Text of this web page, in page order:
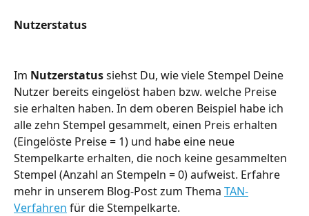
Nutzerstatus
Im Nutzerstatus siehst Du, wie viele Stempel Deine
Nutzer bereits eingelöst haben bzw. welche Preise
sie erhalten haben. In dem oberen Beispiel habe ich
alle zehn Stempel gesammelt, einen Preis erhalten
(Eingelöste Preise = 1) und habe eine neue
Stempelkarte erhalten, die noch keine gesammelten
Stempel (Anzahl an Stempeln = 0) aufweist. Erfahre
mehr in unserem Blog-Post zum Thema TAN-
Verfahren für die Stempelkarte.